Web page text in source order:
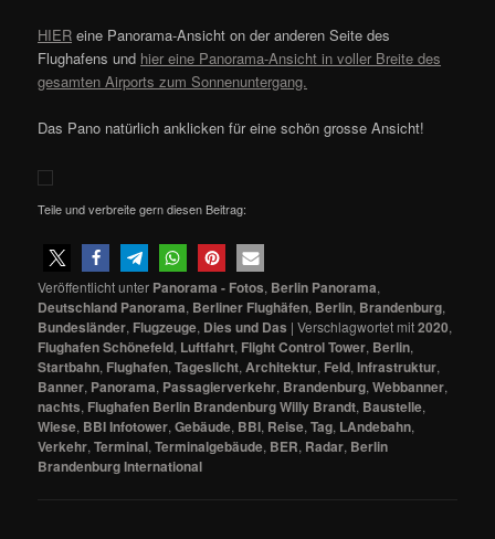
HIER eine Panorama-Ansicht on der anderen Seite des
Flughafens und hier eine Panorama-Ansicht in voller Breite des
gesamten Airports zum Sonnenuntergang.
Das Pano natürlich anklicken für eine schön grosse Ansicht!
Teile und verbreite gern diesen Beitrag:
Veröffentlicht unter Panorama - Fotos, Berlin Panorama,
Deutschland Panorama, Berliner Flughäfen, Berlin, Brandenburg,
Bundesländer, Flugzeuge, Dies und Das |Verschlagwortet mit2020,
Flughafen Schönefeld, Luftfahrt, Flight Control Tower, Berlin,
Startbahn, Flughafen,Tageslicht, Architektur, Feld,Infrastruktur,
Banner, Panorama, Passagierverkehr, Brandenburg,Webbanner,
nachts, Flughafen Berlin Brandenburg Willy Brandt, Baustelle,
Wiese, BBI Infotower,Gebäude, BBI, Reise,Tag, LAndebahn,
Verkehr,Terminal,Terminalgebäude, BER, Radar, Berlin
Brandenburg International